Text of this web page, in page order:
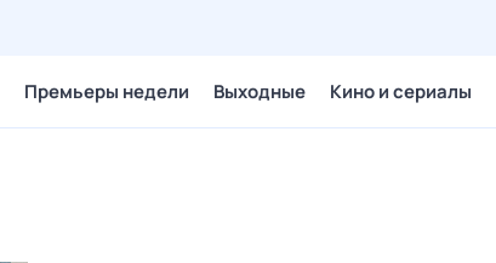
Премьеры недели Выходные Кино и сериалы